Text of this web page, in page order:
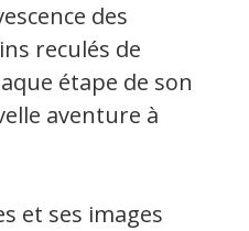
des
reculés de
étape de son
aventure à
et ses images